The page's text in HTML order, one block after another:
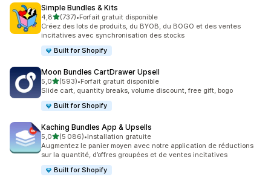
Simple Bundles & Kits
4,8étoile(s) sur 5
(737)
737 avis au total
•Forfait gratuit disponible
Créez des lots de produits, du BYOB, du BOGO et des ventes
incitatives avec synchronisation des stocks
Built for Shopify
Moon Bundles CartDrawer Upsell
5,0étoile(s) sur 5
(593)
593 avis au total
•Forfait gratuit disponible
Slide cart, quantity breaks, volume discount, free gift, bogo
Built for Shopify
Kaching Bundles App & Upsells
5,0étoile(s) sur 5
(5 086)
5086 avis au total
•Installation gratuite
Augmentez le panier moyen avec notre application de réductions
sur la quantité, d’offres groupées et de ventes incitatives
Built for Shopify